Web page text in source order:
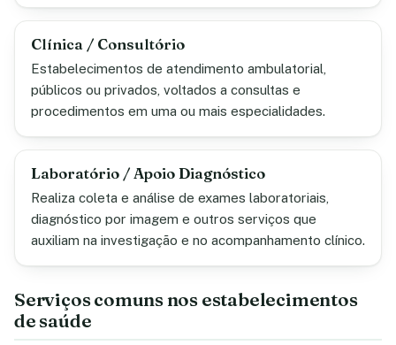
Clínica / Consultório
Estabelecimentos de atendimento ambulatorial,
públicos ou privados, voltados a consultas e
procedimentos em uma ou mais especialidades.
Laboratório / Apoio Diagnóstico
Realiza coleta e análise de exames laboratoriais,
diagnóstico por imagem e outros serviços que
auxiliam na investigação e no acompanhamento clínico.
Serviços comuns nos estabelecimentos
de saúde